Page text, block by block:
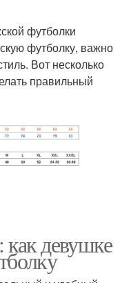
футболки
футболку, важно
Вот несколько
правильный
девушке